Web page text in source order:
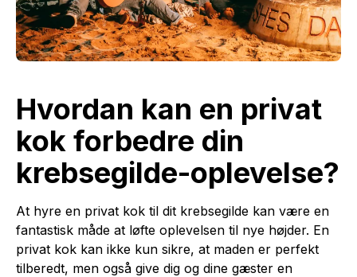
Hvordan kan en privat
kok forbedre din
krebsegilde-oplevelse?
At hyre en privat kok til dit krebsegilde kan være en
fantastisk måde at løfte oplevelsen til nye højder. En
privat kok kan ikke kun sikre, at maden er perfekt
tilberedt, men også give dig og dine gæster en